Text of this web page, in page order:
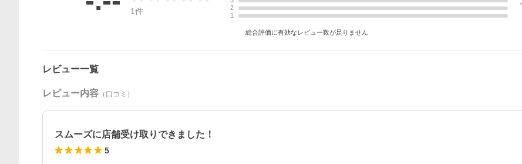
1件
2
1
総合評価に有効なレビュー数が足りません
レビュー一覧
レビュー内容 （口コミ）
スムーズに店舗受け取りできました！
5